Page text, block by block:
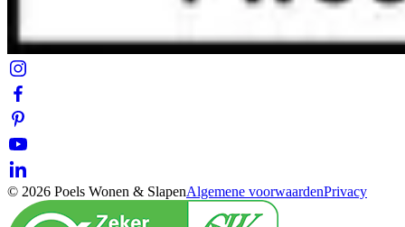
© 2026 Poels Wonen & SlapenAlgemene voorwaardenPrivacy